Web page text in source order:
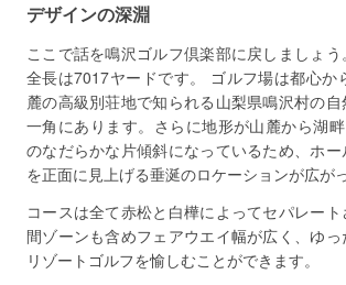
デザインの深淵
ここで話を鳴沢ゴルフ倶楽部に戻しましょ
全長は7017ヤードです。 ゴルフ場は都心か
麓の高級別荘地で知られる山梨県鳴沢村の
一角にあります。さらに地形が山麓から湖
のなだらかな片傾斜になっているため、ホ
を正面に見上げる垂涎のロケーションが広が
コースは全て赤松と白樺によってセパレー
間ゾーンも含めフェアウエイ幅が広く、ゆ
リゾートゴルフを愉しむことができます。